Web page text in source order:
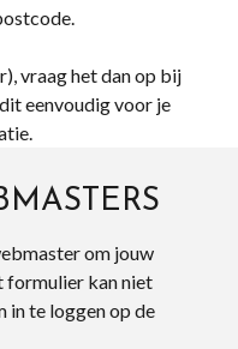
vraag het dan op bij
eenvoudig voor je
om jouw
formulier kan niet
in te loggen op de